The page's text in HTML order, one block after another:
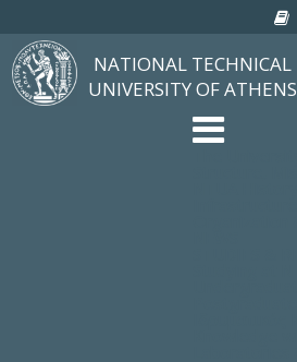
NATIONAL TECHNICAL
UNIVERSITY OF ATHENS